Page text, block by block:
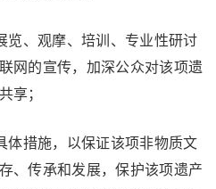
览、观摩、培训、专业性研讨
网的宣传，加深公众对该项遗
享；
体措施，以保证该项非物质文
、传承和发展，保护该项遗产